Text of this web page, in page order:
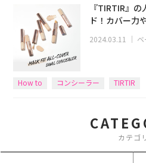
『TIRTIR』
ド！カバー力
2024.03.11 ｜
How to コンシーラー TIRTIR
カテゴ